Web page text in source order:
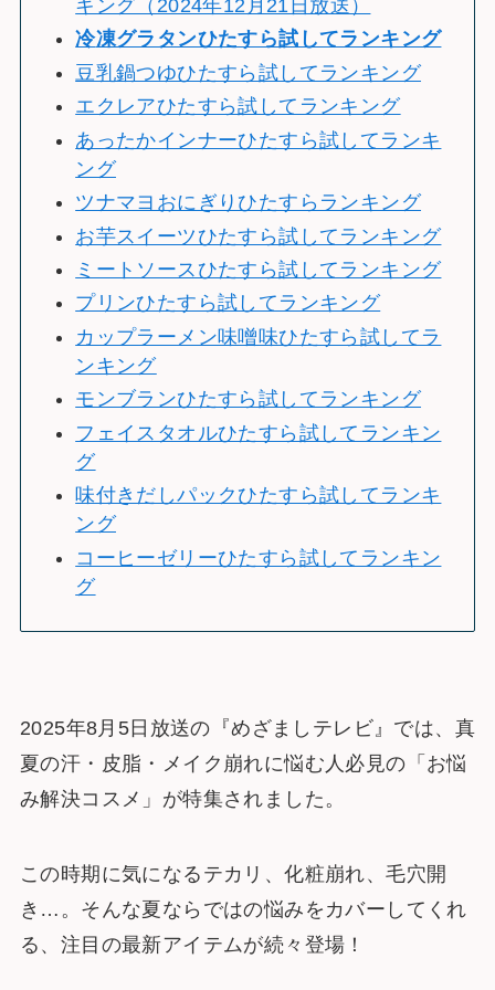
キング（2024年12月21日放送）
冷凍グラタンひたすら試してランキング
豆乳鍋つゆひたすら試してランキング
エクレアひたすら試してランキング
あったかインナーひたすら試してランキ
ング
ツナマヨおにぎりひたすらランキング
お芋スイーツひたすら試してランキング
ミートソースひたすら試してランキング
プリンひたすら試してランキング
カップラーメン味噌味ひたすら試してラ
ンキング
モンブランひたすら試してランキング
フェイスタオルひたすら試してランキン
グ
味付きだしパックひたすら試してランキ
ング
コーヒーゼリーひたすら試してランキン
グ
2025年8月5日放送の『めざましテレビ』では、真
夏の汗・皮脂・メイク崩れに悩む人必見の「お悩
み解決コスメ」が特集されました。
この時期に気になるテカリ、化粧崩れ、毛穴開
き…。そんな夏ならではの悩みをカバーしてくれ
る、注目の最新アイテムが続々登場！